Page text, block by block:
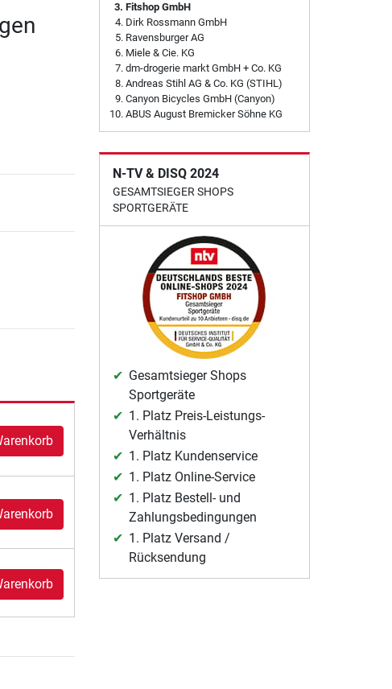
Fitshop GmbH
Dirk Rossmann GmbH
Ravensburger AG
Miele & Cie. KG
dm-drogerie markt GmbH + Co. KG
Andreas Stihl AG & Co. KG (STIHL)
Canyon Bicycles GmbH (Canyon)
ABUS August Bremicker Söhne KG
N-TV & DISQ 2024
GESAMTSIEGER SHOPS
SPORTGERÄTE
Gesamtsieger Shops
Sportgeräte
1. Platz Preis-Leistungs-
Verhältnis
1. Platz Kundenservice
1. Platz Online-Service
1. Platz Bestell- und
Zahlungsbedingungen
1. Platz Versand /
Rücksendung